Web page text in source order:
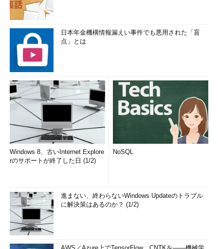
日本年金機構情報漏えい事件でも悪用された「盲
点」とは
Windows 8、古いInternet Explore
rのサポートが終了した日 (1/2)
NoSQL
進まない、終わらないWindows Updateのトラブル
に解決策はあるのか？ (1/2)